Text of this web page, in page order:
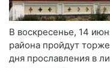
В воскресенье, 14
района пройдут
дня прославления в